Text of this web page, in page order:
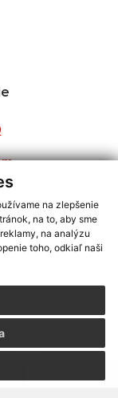
na zlepšenie
na to, aby sme
na analýzu
toho, odkiaľ naši
s využitím RSS
stránok,web portál
domény